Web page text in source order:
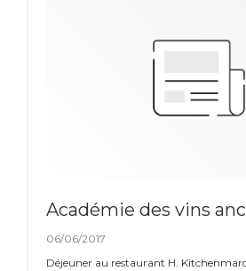
Académie des vins
06/06/2017
Déjeuner au restaurant H.